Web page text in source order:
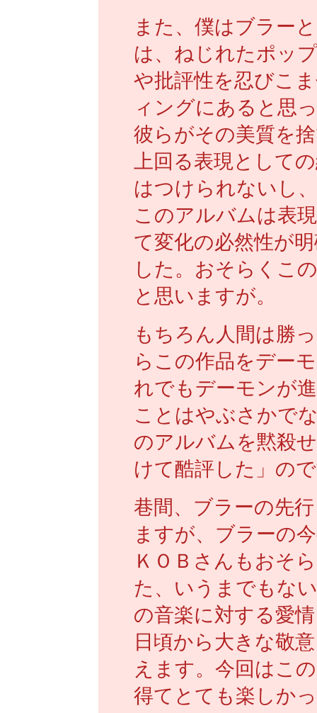
また、僕はブラー
は、ねじれたポッ
や批評性を忍びこ
ィングにあると思
彼らがその美質を
上回る表現として
はつけられないし
このアルバムは表
て変化の必然性が
した。おそらくこ
と思いますが。
もちろん人間は勝
らこの作品をデー
れでもデーモンが
ことはやぶさかで
のアルバムを黙殺
けて酷評した」の
巷間、ブラーの先
ますが、ブラーの
ＫＯＢさんもおそ
た、いうまでもな
の音楽に対する愛
日頃から大きな敬
えます。今回はこ
得てとても楽しか